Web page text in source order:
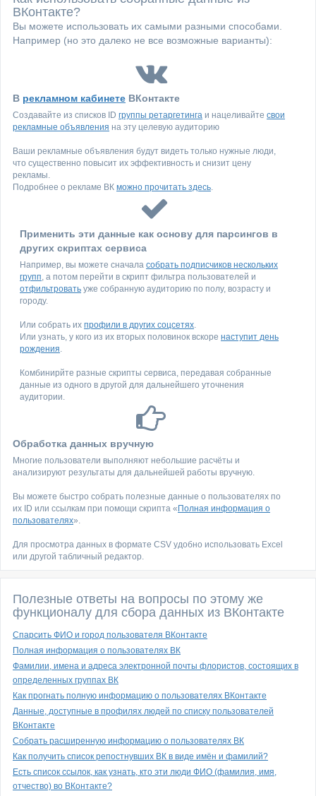
ВКонтакте?
Вы можете использовать их самыми разными способами.
Например (но это далеко не все возможные варианты):
В рекламном кабинете ВКонтакте
Создавайте из списков ID группы ретаргетинга и нацеливайте свои
рекламные объявления на эту целевую аудиторию
Ваши рекламные объявления будут видеть только нужные люди,
что существенно повысит их эффективность и снизит цену
рекламы.
Подробнее о рекламе ВК можно прочитать здесь.
Применить эти данные как основу для парсингов в
других скриптах сервиса
Например, вы можете сначала собрать подписчиков нескольких
групп, а потом перейти в скрипт фильтра пользователей и
отфильтровать уже собранную аудиторию по полу, возрасту и
городу.
Или собрать их профили в других соцсетях.
Или узнать, у кого из их вторых половинок вскоре наступит день
рождения.
Комбинирйте разные скрипты сервиса, передавая собранные
данные из одного в другой для дальнейшего уточнения
аудитории.
Обработка данных вручную
Многие пользователи выполняют небольшие расчёты и
анализируют результаты для дальнейшей работы вручную.
Вы можете быстро собрать полезные данные о пользователях по
их ID или ссылкам при помощи скрипта « Полная информация о
пользователях».
Для просмотра данных в формате CSV удобно использовать Excel
или другой табличный редактор.
Полезные ответы на вопросы по этому же
функционалу для сбора данных из ВКонтакте
Спарсить ФИО и город пользователя ВКонтакте
Полная информация о пользователях ВК
Фамилии, имена и адреса электронной почты флористов, состоящих в
определенных группах ВК
Как прогнать полную информацию о пользователях ВКонтакте
Данные, доступные в профилях людей по списку пользователей
ВКонтакте
Собрать расширенную информацию о пользователях ВК
Как получить список репостнувших ВК в виде имён и фамилий?
Есть список ссылок, как узнать, кто эти люди ФИО (фамилия, имя,
отчество) во ВКонтакте?